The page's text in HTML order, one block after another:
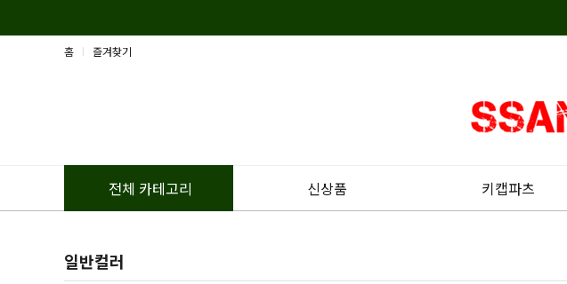
홈 즐겨찾기
전체 카테고리 신상품 키캡파츠
일반컬러